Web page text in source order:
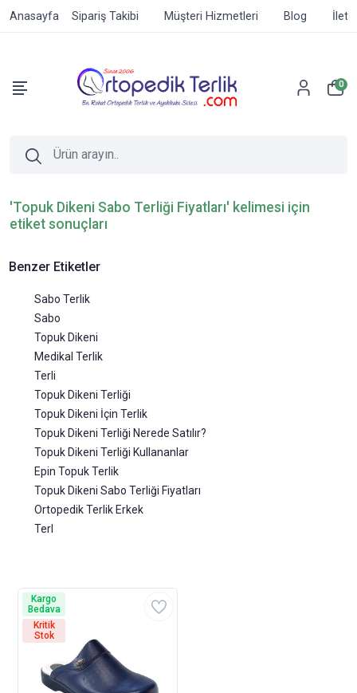
Anasayfa Sipariş Takibi Müşteri Hizmetleri Blog
0
'Topuk Dikeni Sabo Terliği Fiyatları' kelimesi için
etiket sonuçları
Benzer Etiketler
Sabo Terlik
Sabo
Topuk Dikeni
Medikal Terlik
Terli
Topuk Dikeni Terliği
Topuk Dikeni İçin Terlik
Topuk Dikeni Terliği Nerede Satılır?
Topuk Dikeni Terliği Kullananlar
Epin Topuk Terlik
Topuk Dikeni Sabo Terliği Fiyatları
Ortopedik Terlik Erkek
Terl
Kargo
Bedava
Kritik
Stok